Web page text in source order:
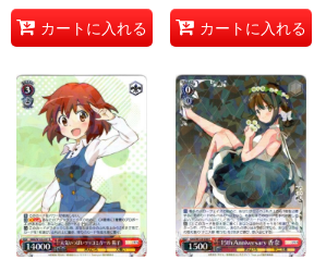
カートに入れる カートに入れる